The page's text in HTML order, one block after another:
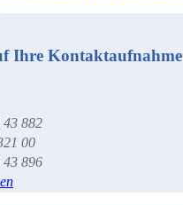
Ihre Kontaktaufnahme
43 882
00
43 896